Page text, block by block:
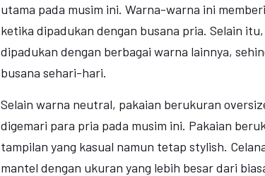
utama pada musim ini. Warna-warna ini
ketika dipadukan dengan busana pria. Selain
dipadukan dengan berbagai warna lainnya,
busana sehari-hari.
Selain warna neutral, pakaian berukuran
digemari para pria pada musim ini. Pakaian
tampilan yang kasual namun tetap stylish.
mantel dengan ukuran yang lebih besar dari